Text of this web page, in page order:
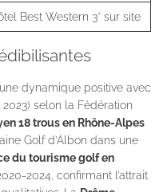
Best Western 3* sur site
dynamique positive avec
2023) selon la Fédération
18 trous en Rhône-Alpes
Golf d’Albon dans une
du tourisme golf en
2024, confirmant l’attrait